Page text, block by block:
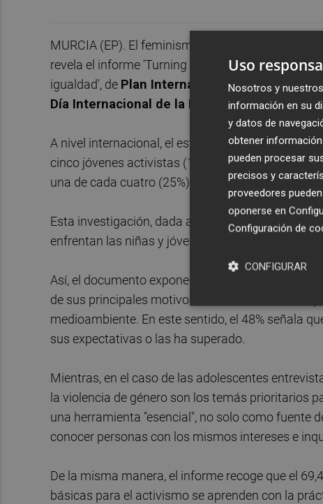
MURCIA (EP). El feminismo es el tema más
revela el informe 'Turning the World Around:
igualdad', de Plan International,presentado en
Día Internacional de la Niña
que se celebra
A nivel internacional, el estudio -llevado a cabo
cinco jóvenes activistas (17%) ha temido por su
una de cada cuatro (25%) ha sufrido malestar
Esta investigación, dada a conocer este martes,
enfrentan las niñas y jóvenes activistas tras
Así, el documento expone que las jóvenes en
de sus principales motivos de movilización,
medioambiente. En este sentido, el 48% señala
sus expectativas o las ha superado.
Mientras, en el caso de las adolescentes
la violencia de género son los temás prioritarios
una herramienta "esencial", no solo como
conocer personas con los mismos intereses e
De la misma manera, el informe recoge que el
básicas para el activismo se aprenden con la
Uso
Nosotros y
información en su
y datos de
obtener
pueden procesar
precisos y
proveedores
oponerse en
Configuración de
CONFIGURAR